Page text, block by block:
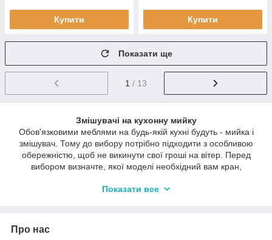
Купити Купити
Показати ще
1 / 13
Змішувачі на кухонну мийку
Обов'язковими меблями на будь-якій кухні будуть - мийка і
змішувач. Тому до вибору потрібно підходити з особливою
обережністю, щоб не викинути свої гроші на вітер. Перед
вибором визначте, якої моделі необхідний вам кран,
Категорії змішувачів на кухонну мийку в магазині
змішувачів на кухонну мийку:
Показати все
Про нас